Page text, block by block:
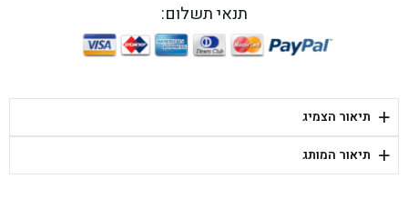
בן גל - היובלים 26, הוד השרון - הוד השרון
בן גל - יפת 88, תל אביב יפו - תל אביב
בן גל - דור אלון הר טוב - בית שמש
תנאי תשלום:
+ תיאור הצמיג
+ תיאור המותג